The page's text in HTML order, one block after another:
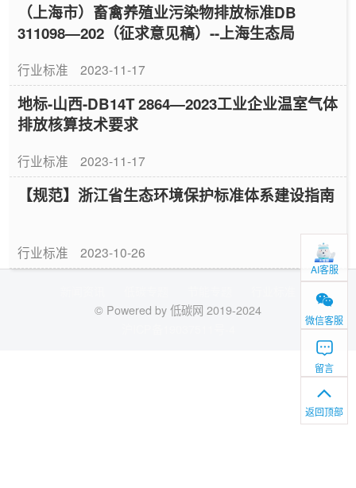
（上海市）畜禽养殖业污染物排放标准DB
311098—202（征求意见稿）--上海生态局
行业标准 2023-11-17
地标-山西-DB14T 2864—2023工业企业温室气体
排放核算技术要求
行业标准 2023-11-17
【规范】浙江省生态环境保护标准体系建设指南
行业标准 2023-10-26
AI客服
微信客服
留言
返回顶部
© Powered by 低碳网 2019-2024